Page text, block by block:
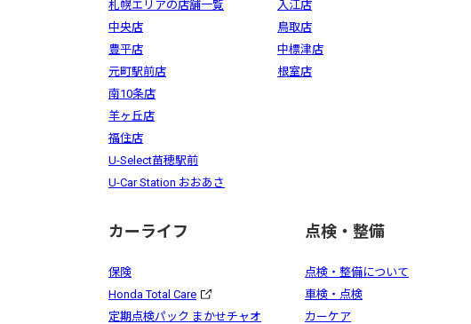
札幌エリアの店舗一覧
中央店
豊平店
元町駅前店
南10条店
羊ヶ丘店
福住店
U-Select苗穂駅前
U-Car Station おおあさ
入江店
鳥取店
中標津店
根室店
カーライフ
保険
Honda Total Care
定期点検パック まかせチャオ
点検・整備
点検・整備について
車検・点検
カーケア